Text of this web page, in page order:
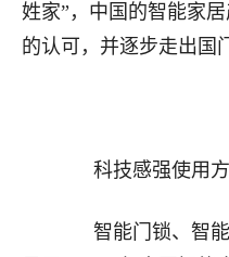
姓家”，中国的智能家
的认可，并逐步走出国
科技感强使用
智能门锁、智能